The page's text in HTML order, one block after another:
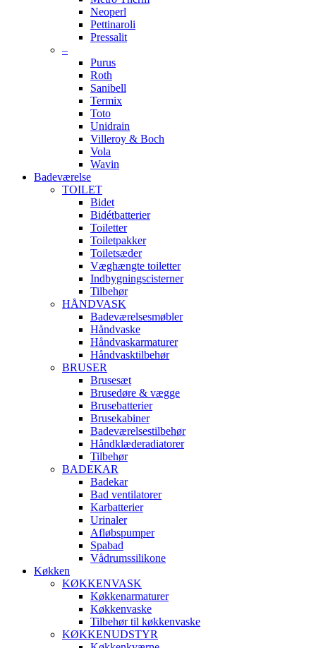
Neoperl
Pettinaroli
Pressalit
–
Purus
Roth
Sanibell
Termix
Toto
Unidrain
Villeroy & Boch
Vola
Wavin
Badeværelse
TOILET
Bidet
Bidétbatterier
Toiletter
Toiletpakker
Toiletsæder
Væghængte toiletter
Indbygningscisterner
Tilbehør
HÅNDVASK
Badeværelsesmøbler
Håndvaske
Håndvaskarmaturer
Håndvasktilbehør
BRUSER
Brusesæt
Brusedøre & vægge
Brusebatterier
Brusekabiner
Badeværelsestilbehør
Håndklæderadiatorer
Tilbehør
BADEKAR
Badekar
Bad ventilatorer
Karbatterier
Urinaler
Afløbspumper
Spabad
Vådrumssilikone
Køkken
KØKKENVASK
Køkkenarmaturer
Køkkenvaske
Tilbehør til køkkenvaske
KØKKENUDSTYR